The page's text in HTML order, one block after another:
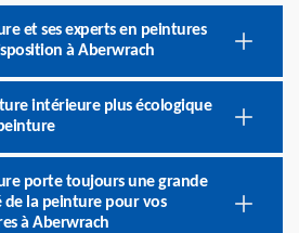
et ses experts en peintures
à Aberwrach
intérieure plus écologique
porte toujours une grande
la peinture pour vos
à Aberwrach